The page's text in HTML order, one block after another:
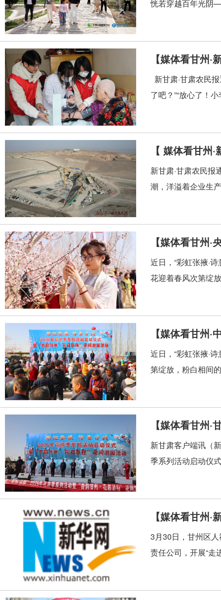
恍若穿越百年光阴
【媒体看甘州
新甘肃·甘肃农民
了吧？”“放心了！
【 媒体看甘州
新甘肃·甘肃农民
潮，洋溢着企业生
【媒体看甘州
近日，“彩虹张掖·
花迎着春风次第绽
【媒体看甘州
近日，“彩虹张掖·
第绽放，粉白相间
【媒体看甘州
新甘肃客户端讯（
季系列活动启动仪
【媒体看甘州
3月30日，甘州区
责任公司，开展“